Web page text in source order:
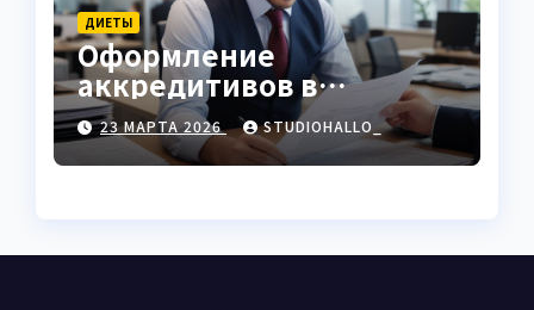
ДИЕТЫ
Оформление
аккредитивов в
международной
торговле
23 МАРТА 2026 STUDIOHALLO_